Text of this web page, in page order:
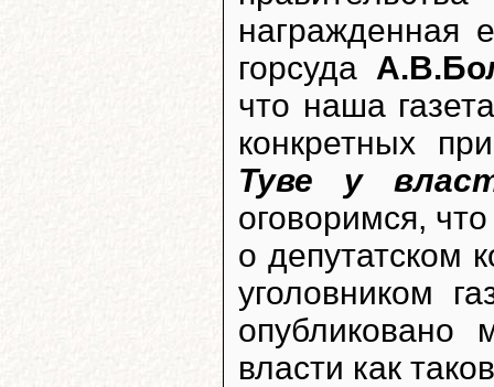
награжденная
горсуда
что наша
конкретных
Туве у
оговоримся,
о депутатском
уголовником
опубликовано
власти как